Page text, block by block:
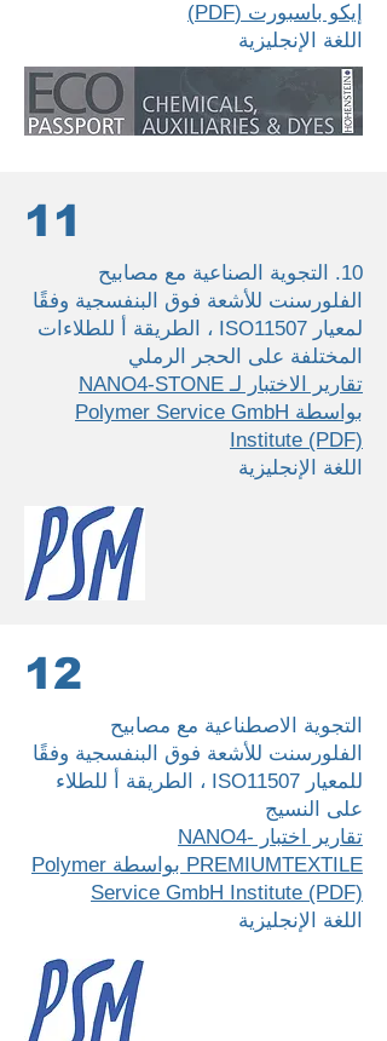
إيكو باسبورت (PDF)
اللغة الإنجليزية
11
10. التجوية الصناعية مع مصابيح
الفلورسنت للأشعة فوق البنفسجية وفقًا
لمعيار ISO11507 ، الطريقة أ للطلاءات
المختلفة على الحجر الرملي
تقارير الاختبار لـ NANO4-STONE
بواسطة Polymer Service GmbH
Institute (PDF)
اللغة الإنجليزية
12
التجوية الاصطناعية مع مصابيح
الفلورسنت للأشعة فوق البنفسجية وفقًا
للمعيار ISO11507 ، الطريقة أ للطلاء
على النسيج
تقارير اختبار NANO4-
PREMIUMTEXTILE بواسطة Polymer
Service GmbH Institute (PDF)
اللغة الإنجليزية